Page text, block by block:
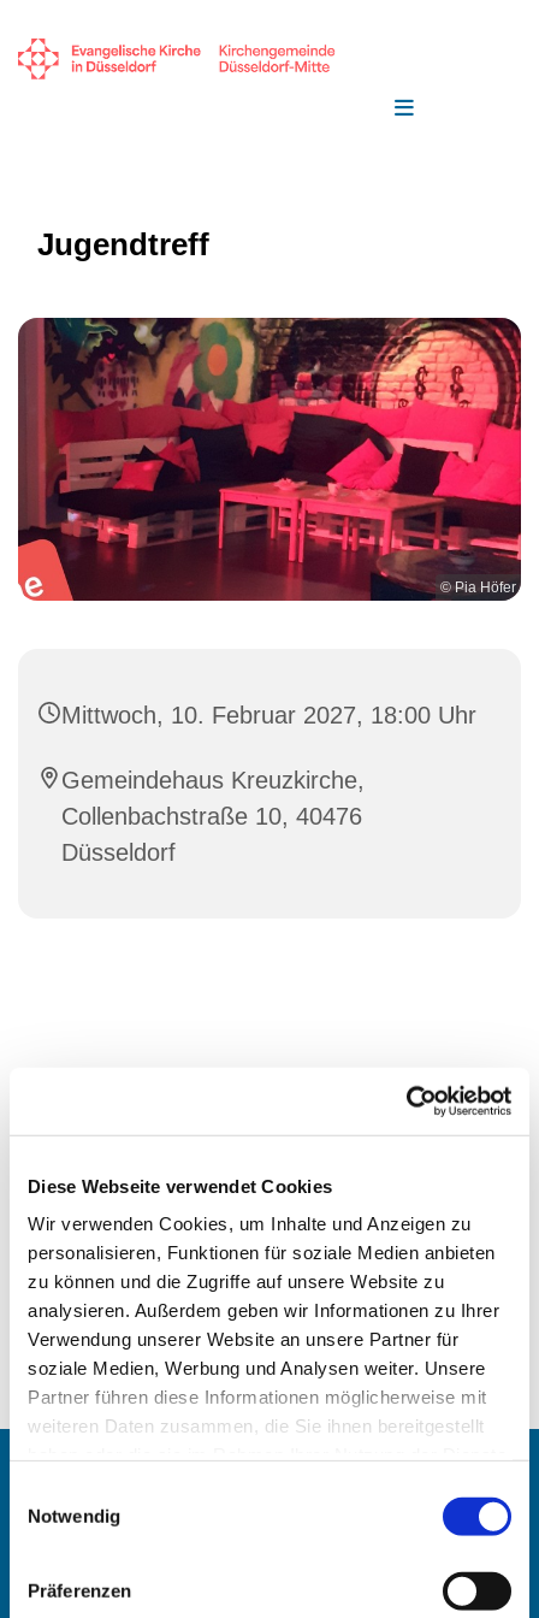
Diese Webseite verwendet Cookies
Wir verwenden Cookies, um Inhalte und Anzeigen zu
personalisieren, Funktionen für soziale Medien anbieten
zu können und die Zugriffe auf unsere Website zu
analysieren. Außerdem geben wir Informationen zu Ihrer
Verwendung unserer Website an unsere Partner für
soziale Medien, Werbung und Analysen weiter. Unsere
Partner führen diese Informationen möglicherweise mit
weiteren Daten zusammen, die Sie ihnen bereitgestellt
Notwendig
Präferenzen
Jugendtreff
© Pia Höfer
Mittwoch, 10. Februar 2027, 18:00 Uhr
Gemeindehaus Kreuzkirche,
Collenbachstraße 10, 40476
Düsseldorf
Maike Keske